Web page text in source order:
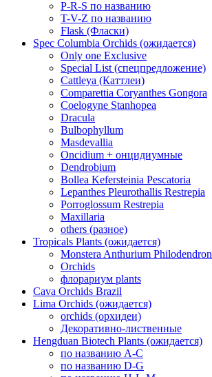
P-R-S по названию
T-V-Z по названию
Flask (Фласки)
Spec Columbia Orchids (ожидается)
Only one Exclusive
Special List (спецпредложение)
Cattleya (Каттлеи)
Comparettia Coryanthes Gongora
Coelogyne Stanhopea
Dracula
Bulbophyllum
Masdevallia
Oncidium + онцидиумные
Dendrobium
Bollea Kefersteinia Pescatoria
Lepanthes Pleurothallis Restrepia
Porroglossum Restrepia
Maxillaria
others (разное)
Tropicals Plants (ожидается)
​​​​​​​Monstera Anthurium Philodendron
Orchids
флорариум plants
Cava Orchids Brazil
Lima Orchids (ожидается)
orchids (орхидеи)
Декоративно-лиственные
Hengduan Biotech Plants (ожидается)
по названию A-C
по названию D-G